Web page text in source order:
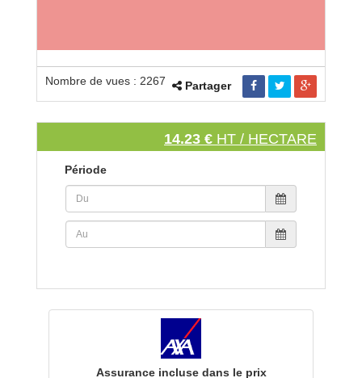
Nombre de vues : 2267 Partager
14.23 € HT / HECTARE
Période
Assurance incluse dans le prix